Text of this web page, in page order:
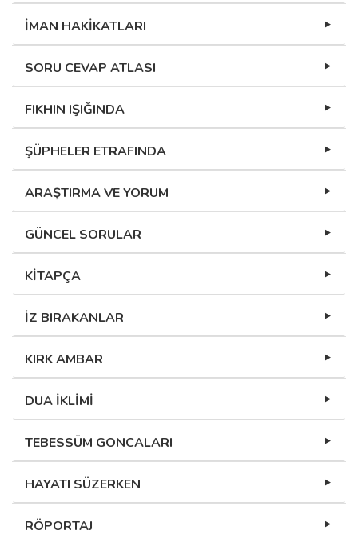
İMAN HAKİKATLARI
SORU CEVAP ATLASI
FIKHIN IŞIĞINDA
ŞÜPHELER ETRAFINDA
ARAŞTIRMA VE YORUM
GÜNCEL SORULAR
KİTAPÇA
İZ BIRAKANLAR
KIRK AMBAR
DUA İKLİMİ
TEBESSÜM GONCALARI
HAYATI SÜZERKEN
RÖPORTAJ